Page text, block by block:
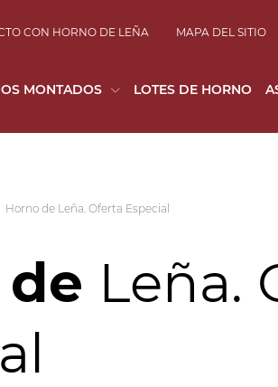
CON HORNO DE LEÑA MAPA DEL SITIO
MONTADOS LOTES DE HORNO
Horno de Leña. Oferta Especial
Leña.